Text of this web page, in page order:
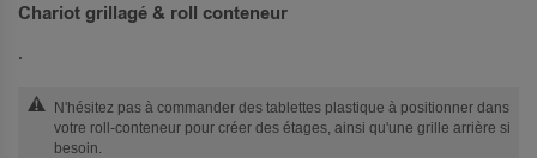
Chariot grillagé & roll conteneur
N'hésitez pas à commander des tablettes plastique à positionner dans
votre roll-conteneur pour créer des étages, ainsi qu'une grille arrière si
besoin.